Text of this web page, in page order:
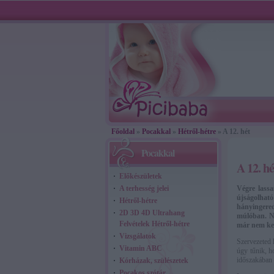
Főoldal » Pocakkal » Hétről-hétre » A 12. hét
A 12.
Végre
múlóban.
már nem
úgy tűnik,
Pocakkal
Előkészületek
A terhesség jelei
Hétről-hétre
2D 3D 4D Ultrahang
Felvételek Hétről-hétre
Vizsgálatok
Vitamin ABC
Kórházak, szülészetek